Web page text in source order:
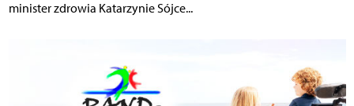
minister zdrowia Katarzynie Sójce...